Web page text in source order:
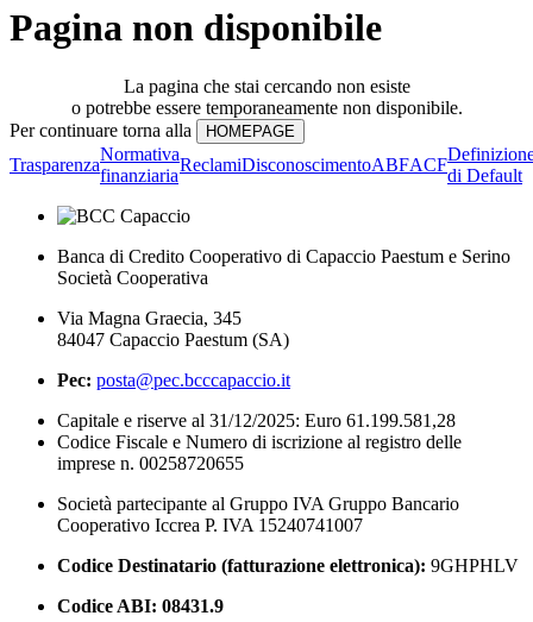
Pagina non disponibile
La pagina che stai cercando non esiste
o potrebbe essere temporaneamente non disponibile.
Per continuare torna alla
Trasparenza
Normativa
finanziaria
ReclamiDisconoscimentoABFACF
di Default
Banca di Credito Cooperativo di Capaccio Paestum e Serino
Società Cooperativa
Via Magna Graecia, 345
84047 Capaccio Paestum (SA)
Pec: posta@pec.bcccapaccio.it
Capitale e riserve al 31/12/2025: Euro 61.199.581,28
Codice Fiscale e Numero di iscrizione al registro delle
imprese n. 00258720655
Società partecipante al Gruppo IVA Gruppo Bancario
Cooperativo Iccrea P. IVA 15240741007
Codice Destinatario (fatturazione elettronica): 9GHPHLV
Codice ABI: 08431.9